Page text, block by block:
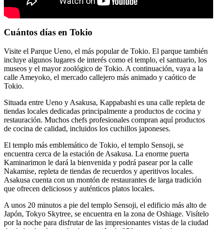
Cuántos días en Tokio
Visite el Parque Ueno, el más popular de Tokio. El parque también
incluye algunos lugares de interés como el templo, el santuario, los
museos y el mayor zoológico de Tokio. A continuación, vaya a la
calle Ameyoko, el mercado callejero más animado y caótico de
Tokio.
Situada entre Ueno y Asakusa, Kappabashi es una calle repleta de
tiendas locales dedicadas principalmente a productos de cocina y
restauración. Muchos chefs profesionales compran aquí productos
de cocina de calidad, incluidos los cuchillos japoneses.
El templo más emblemático de Tokio, el templo Sensoji, se
encuentra cerca de la estación de Asakusa. La enorme puerta
Kaminarimon le dará la bienvenida y podrá pasear por la calle
Nakamise, repleta de tiendas de recuerdos y aperitivos locales.
Asakusa cuenta con un montón de restaurantes de larga tradición
que ofrecen deliciosos y auténticos platos locales.
A unos 20 minutos a pie del templo Sensoji, el edificio más alto de
Japón, Tokyo Skytree, se encuentra en la zona de Oshiage. Visítelo
por la noche para disfrutar de las impresionantes vistas de la ciudad